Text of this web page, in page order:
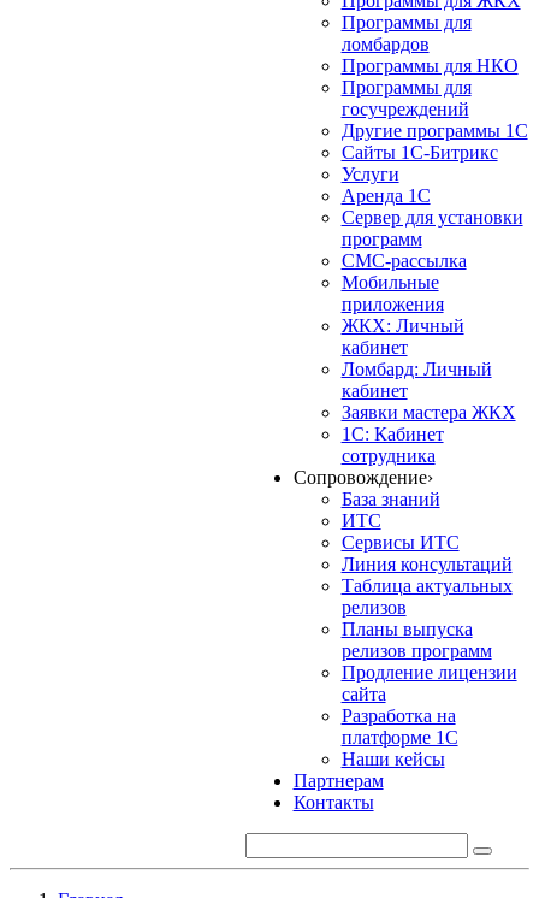
Программы для
ломбардов
Программы для НКО
Программы для
госучреждений
Другие программы 1С
Сайты 1С-Битрикс
Услуги
Аренда 1С
Сервер для установки
программ
СМС-рассылка
Мобильные
приложения
ЖКХ: Личный
кабинет
Ломбард: Личный
кабинет
Заявки мастера ЖКХ
1С: Кабинет
сотрудника
Сопровождение›
База знаний
ИТС
Сервисы ИТС
Линия консультаций
Таблица актуальных
релизов
Планы выпуска
релизов программ
Продление лицензии
сайта
Разработка на
платформе 1С
Наши кейсы
Партнерам
Контакты